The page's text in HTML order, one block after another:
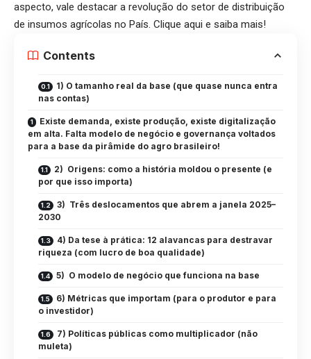
aspecto, vale destacar a revolução do setor de distribuição
de insumos agrícolas no País. Clique aqui e saiba mais!
Contents
1) O tamanho real da base (que quase nunca entra
nas contas)
Existe demanda, existe produção, existe digitalização
em alta. Falta modelo de negócio e governança voltados
para a base da pirâmide do agro brasileiro!
2) Origens: como a história moldou o presente (e
por que isso importa)
3) Três deslocamentos que abrem a janela 2025–
2030
4) Da tese à prática: 12 alavancas para destravar
riqueza (com lucro de boa qualidade)
5) O modelo de negócio que funciona na base
6) Métricas que importam (para o produtor e para
o investidor)
7) Políticas públicas como multiplicador (não
muleta)